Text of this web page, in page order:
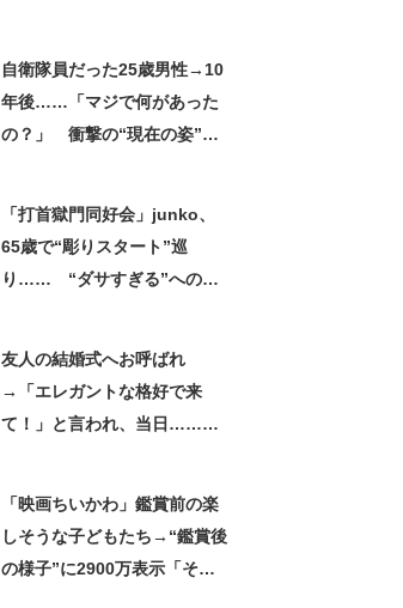
自衛隊員だった25歳男性→10
年後……「マジで何があった
の？」 衝撃の“現在の姿”が
「打首獄門同好会」junko、
65歳で“彫りスタート”巡
り…… “ダサすぎる”への持
友人の結婚式へお呼ばれ
→「エレガントな格好で来
て！」と言われ、当日……ま
「映画ちいかわ」鑑賞前の楽
しそうな子どもたち→“鑑賞後
の様子”に2900万表示「そう